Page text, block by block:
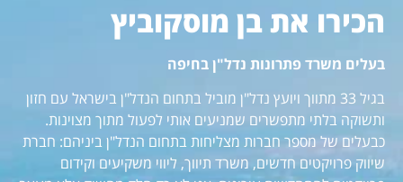
הכירו את בן מוסקוביץ
בעלים משרד פתרונות נדל"ן בחיפה
בגיל 33 מתווך ויועץ נדל"ן מוביל בתחום הנדל"ן בישראל עם חזון
ותשוקה בלתי מתפשרים שמניעים אותי לפעול מתוך מצוינות.
כבעלים של מספר חברות מצליחות בתחום הנדל"ן ביניהם: חברת
שיווק פרויקטים חדשים, משרד תיווך, ליווי משקיעים וקידום